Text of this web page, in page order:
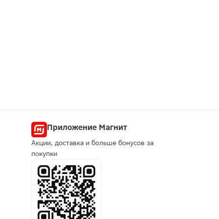
Приложение Магнит
Акции, доставка и больше бонусов за
покупки